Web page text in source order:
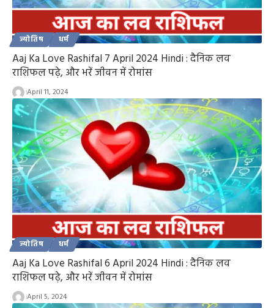
ज्योतिष धर्म
Aaj Ka Love Rashifal 7 April 2024 Hindi : दैनिक लव
राशिफल पढ़े, और भरें जीवन में रोमांस
April 11, 2024
ज्योतिष धर्म
Aaj Ka Love Rashifal 6 April 2024 Hindi : दैनिक लव
राशिफल पढ़े, और भरें जीवन में रोमांस
April 5, 2024